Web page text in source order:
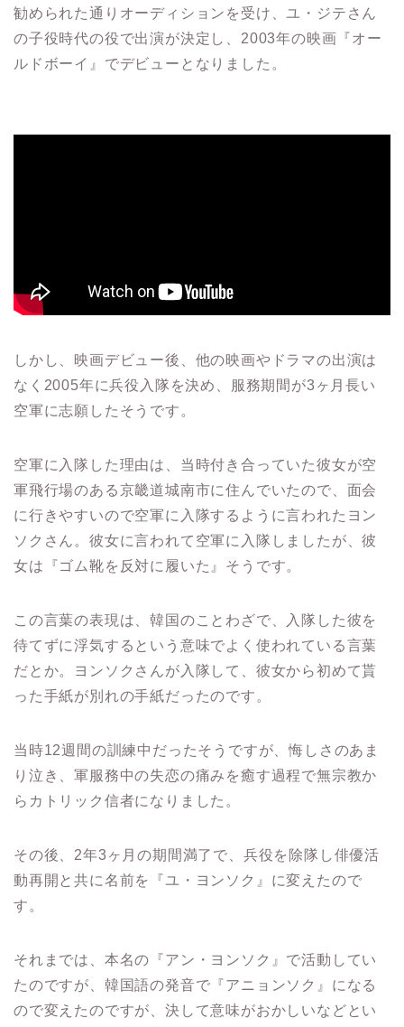
勧められた通りオーディションを受け、ユ・ジテさん
の子役時代の役で出演が決定し、 2003年の映画『オー
ルドボーイ』でデビューとなりました 。
しかし、映画デビュー後、他の映画やドラマの出演は
なく2005年に兵役入隊を決め、服務期間が3ヶ月長い
空軍に志願したそうです。
空軍に入隊した理由は、当時付き合っていた彼女が空
軍飛行場のある京畿道城南市に住んでいたので、面会
に行きやすいので空軍に入隊するように言われたヨン
ソクさん。 彼女に言われて空軍に入隊しましたが、彼
女は『ゴム靴を反対に履いた』そうです。
この言葉の表現は、韓国のことわざで、入隊した彼を
待てずに浮気するという意味でよく使われている言葉
だとか。
ヨンソクさんが入隊して、彼女から初めて貰
った手紙が別れの手紙だったのです。
当時12週間の訓練中だったそうですが、悔しさのあま
り泣き、軍服務中の失恋の痛みを癒す過程で無宗教か
らカトリック信者になりました。
その後、2年3ヶ月の期間満了で、兵役を除隊し俳優活
動再開と共に名前を『ユ・ヨンソク』に変えたので
す。
それまでは、本名の『アン・ヨンソク』で活動してい
たのですが、韓国語の発音で『アニョンソク』になる
ので変えたのですが、決して意味がおかしいなどとい